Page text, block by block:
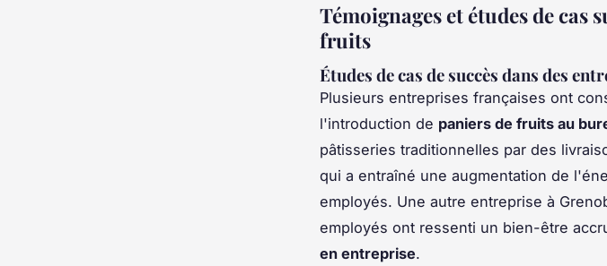
Témoignages et études de cas
fruits
Études de cas de succès dans des
Plusieurs entreprises françaises ont
l'introduction de paniers de fruits au
pâtisseries traditionnelles par des
qui a entraîné une augmentation de
employés. Une autre entreprise à
employés ont ressenti un bien-être
en entreprise.